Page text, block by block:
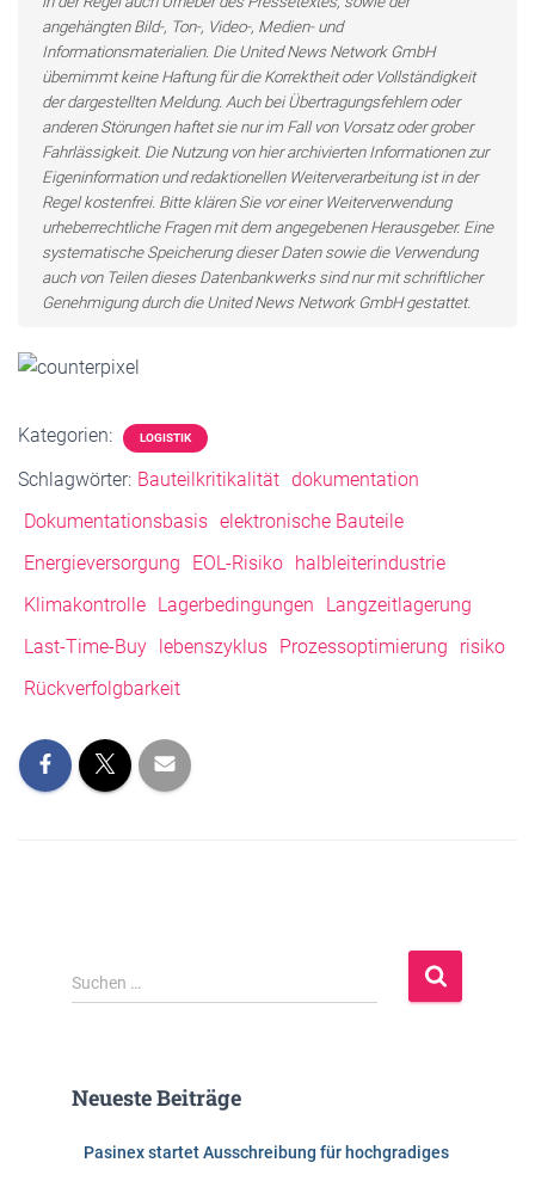
angehängten Bild-, Ton-, Video-, Medien- und
Informationsmaterialien. Die United News Network GmbH
übernimmt keine Haftung für die Korrektheit oder Vollständigkeit
der dargestellten Meldung. Auch bei Übertragungsfehlern oder
anderen Störungen haftet sie nur im Fall von Vorsatz oder grober
Fahrlässigkeit. Die Nutzung von hier archivierten Informationen zur
Eigeninformation und redaktionellen Weiterverarbeitung ist in der
Regel kostenfrei. Bitte klären Sie vor einer Weiterverwendung
urheberrechtliche Fragen mit dem angegebenen Herausgeber. Eine
systematische Speicherung dieser Daten sowie die Verwendung
auch von Teilen dieses Datenbankwerks sind nur mit schriftlicher
Genehmigung durch die United News Network GmbH gestattet.
Kategorien: LOGISTIK
Schlagwörter: Bauteilkritikalität dokumentation
Dokumentationsbasis elektronische Bauteile
Energieversorgung
EOL-Risiko
halbleiterindustrie
Klimakontrolle
Lagerbedingungen
Langzeitlagerung
Last-Time-Buy
lebenszyklus Prozessoptimierung
risiko
Rückverfolgbarkeit
S
u
n
Suchen …
Neueste Beiträge
Pasinex startet Ausschreibung für hochgradiges